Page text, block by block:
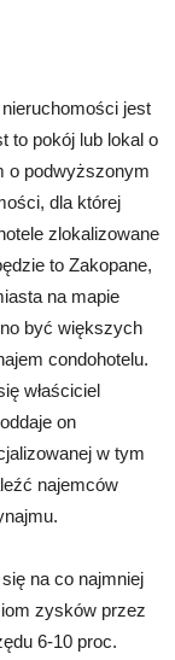
jest
to pokój lub lokal o
o podwyższonym
dla której
zlokalizowane
to Zakopane,
na mapie
być większych
condohotelu.
właściciel
on
w tym
najemców
na co najmniej
zysków przez
6-10 proc.